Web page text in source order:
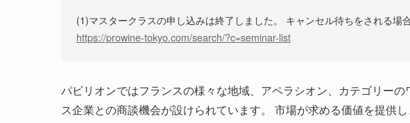
(1)マスタークラスの申し込みは終了しました。 キャンセル待ちをされる場
https://prowine-tokyo.com/search/?c=seminar-list
パビリオンではフランスの様々な地域、アペラシオン、カテゴリー
ス企業との商談機会が設けられています。 市場が求める価値を提供